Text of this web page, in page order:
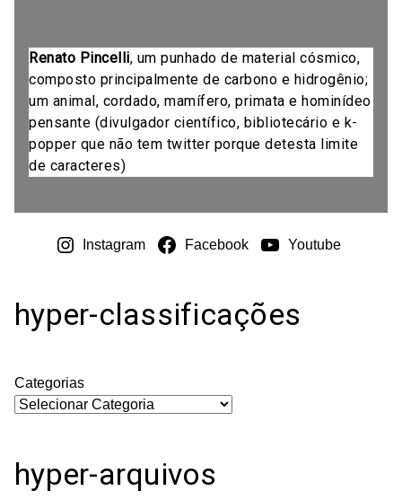
Renato Pincelli, um punhado de material cósmico,
composto principalmente de carbono e hidrogênio;
um animal, cordado, mamífero, primata e hominídeo
pensante (divulgador científico, bibliotecário e k-
popper que não tem twitter porque detesta limite
de caracteres)
Instagram Facebook Youtube
hyper-classificações
Categorias
hyper-arquivos